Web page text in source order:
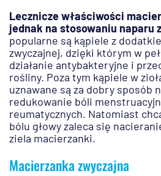
Lecznicze właściwości
jednak na stosowaniu naparu
popularne są kąpiele z
zwyczajnej, dzięki którym w
działanie antybakteryjne i
rośliny. Poza tym kąpiele w
uznawane są za dobry sposób
redukowanie bóli
reumatycznych. Natomiast
bólu głowy zaleca się
ziela macierzanki.
Macierzanka zwyczajna